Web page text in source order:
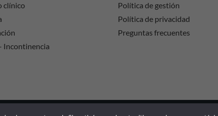
clínico
Incontinencia
Política de gestión
Política de privacidad
Preguntas frecuentes